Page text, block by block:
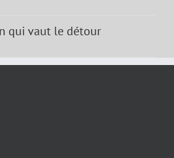
qui vaut le détour